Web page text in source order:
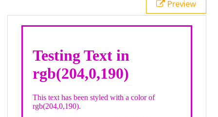
bottom ,
white, rgb(204,0,190));
div class="textColor borderColor"
< h1>Testing Text in rgb(204,0,190)
Preview